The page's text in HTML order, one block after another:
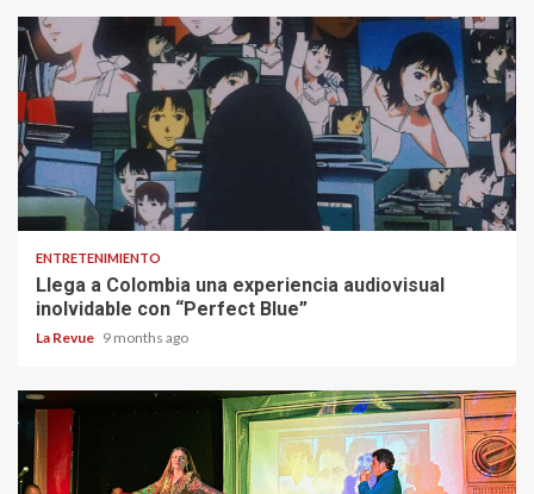
ENTRETENIMIENTO
Llega a Colombia una experiencia audiovisual
inolvidable con “Perfect Blue”
La Revue 9 months ago